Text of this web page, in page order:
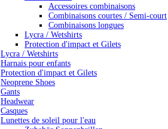
Accessoires combinaisons
Combinaisons courtes / Semi-court
Combinaisons longues
Lycra / Wetshirts
Protection d'impact et Gilets
Lycra / Wetshirts
Harnais pour enfants
Protection d'impact et Gilets
Neoprene Shoes
Gants
Headwear
Casques
Lunettes de soleil pour l'eau